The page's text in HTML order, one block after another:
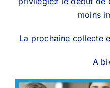
moins
La prochaine collecte
A